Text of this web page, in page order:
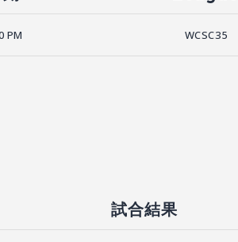
PM WCSC35
試合結果